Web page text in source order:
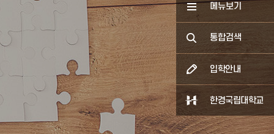
메뉴보기
통합검색
입학안내
한경국립대학교